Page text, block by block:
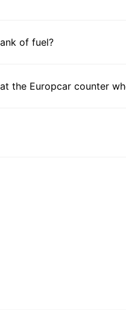
of fuel?
the Europcar counter